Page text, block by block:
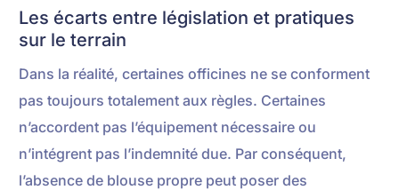
Les écarts entre législation et pratiques
sur le terrain
Dans la réalité, certaines officines ne se conforment
pas toujours totalement aux règles. Certaines
n’accordent pas l’équipement nécessaire ou
n’intégrent pas l’indemnité due. Par conséquent,
l’absence de blouse propre peut poser des